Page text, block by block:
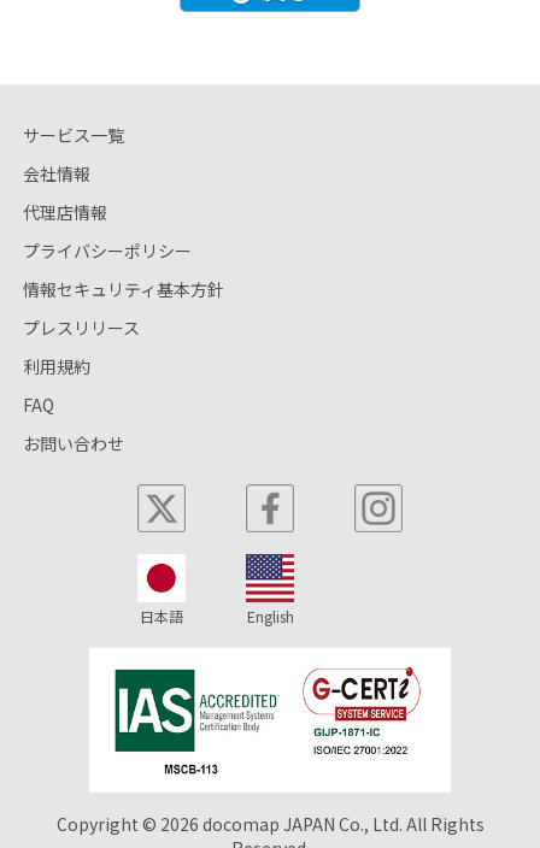
サービス一覧
会社情報
代理店情報
プライバシーポリシー
情報セキュリティ基本方針
プレスリリース
利用規約
FAQ
お問い合わせ
日本語 English
Copyright © 2026 docomap JAPAN Co., Ltd. All Rights